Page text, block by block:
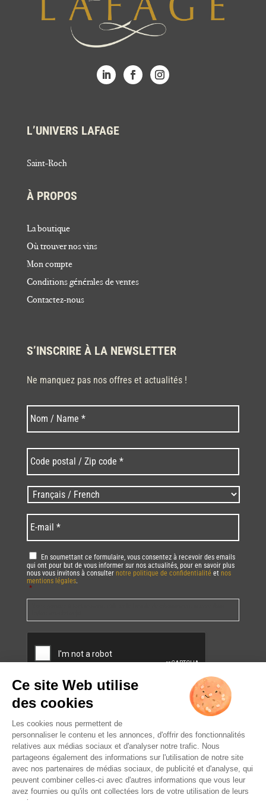
L’UNIVERS LAFAGE
Saint-Roch
À PROPOS
La boutique
Où trouver nos vins
Mon compte
Conditions générales de ventes
Contactez-nous
S’INSCRIRE À LA NEWSLETTER
Ne manquez pas nos offres et actualités !
Nom * Nom
postal
/
Zip
code
* *
Langues
/
Language *
mail *
RGPD *
En soumettant ce formulaire, vous consentez à recevoir des emails
qui ont pour but de vous informer sur nos actualités, pour en savoir plus
nous vous invitons à consulter notre politique de confidentialité et nos
mentions légales.
*